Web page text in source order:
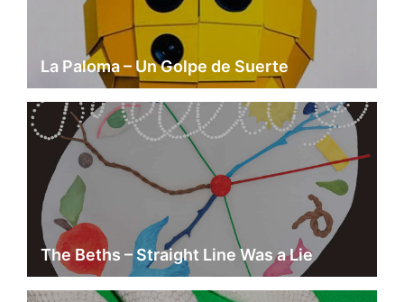
La Paloma – Un Golpe de Suerte
The Beths – Straight Line Was a Lie